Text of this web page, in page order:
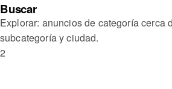
Buscar
Explorar: anuncios de categoría cerca
subcategoría y ciudad.
2